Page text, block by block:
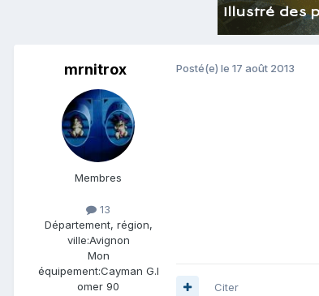
mrnitrox
Membres
13
Département, région,
ville:Avignon
Mon
équipement:Cayman G.I
omer 90
Posté(e) le 17 août 2013
Citer